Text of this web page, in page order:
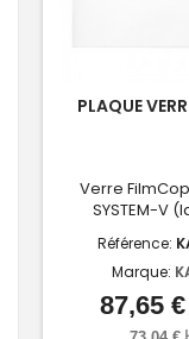
PLAQUE
Verre
SYSTEM-V
Référence:
Marque:
87,65 €